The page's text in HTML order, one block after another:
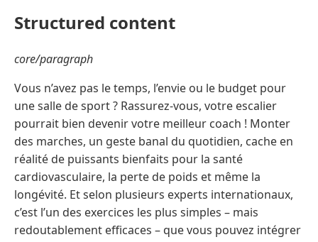
Structured content
core/paragraph
Vous n’avez pas le temps, l’envie ou le budget pour
une salle de sport ? Rassurez-vous, votre escalier
pourrait bien devenir votre meilleur coach ! Monter
des marches, un geste banal du quotidien, cache en
réalité de puissants bienfaits pour la santé
cardiovasculaire, la perte de poids et même la
longévité. Et selon plusieurs experts internationaux,
c’est l’un des exercices les plus simples – mais
redoutablement efficaces – que vous pouvez intégrer